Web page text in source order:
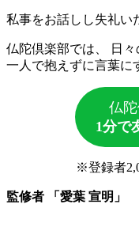
私事をお話しし失礼い
仏陀倶楽部では、 日々
一人で抱えずに言葉に
仏
1分で
※登録者
監修者 「愛葉 宣明」